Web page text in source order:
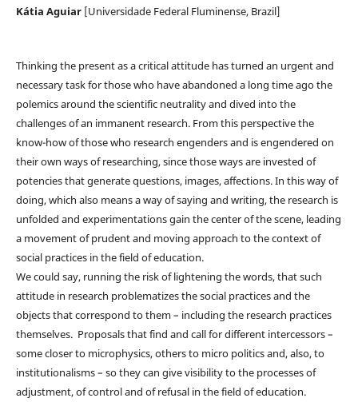
Kátia Aguiar [Universidade Federal Fluminense, Brazil]
Thinking the present as a critical attitude has turned an urgent and
necessary task for those who have abandoned a long time ago the
polemics around the scientific neutrality and dived into the
challenges of an immanent research. From this perspective the
know-how of those who research engenders and is engendered on
their own ways of researching, since those ways are invested of
potencies that generate questions, images, affections. In this way of
doing, which also means a way of saying and writing, the research is
unfolded and experimentations gain the center of the scene, leading
a movement of prudent and moving approach to the context of
social practices in the field of education.
We could say, running the risk of lightening the words, that such
attitude in research problematizes the social practices and the
objects that correspond to them – including the research practices
themselves. Proposals that find and call for different intercessors –
some closer to microphysics, others to micro politics and, also, to
institutionalisms – so they can give visibility to the processes of
adjustment, of control and of refusal in the field of education.